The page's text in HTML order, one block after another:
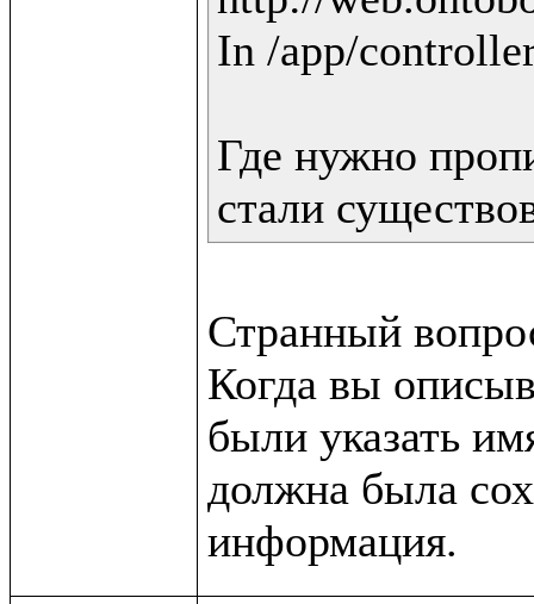
In /app/
Где нужно
стали
Странный
Когда вы
были указать
должна была